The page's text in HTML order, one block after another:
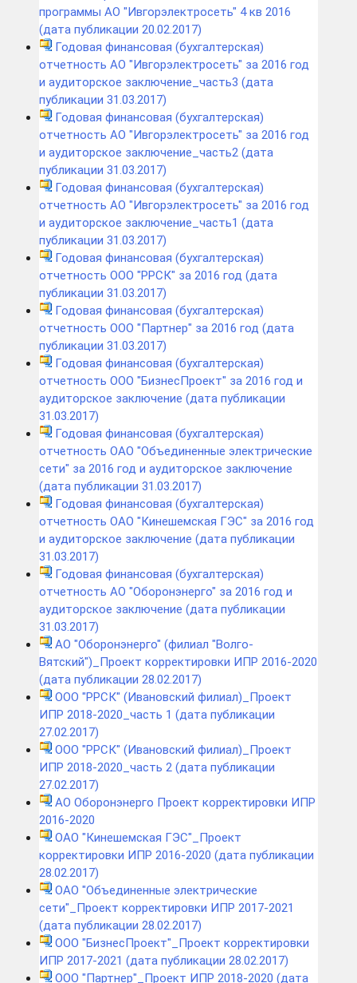
программы АО "Ивгорэлектросеть" 4 кв 2016
(дата публикации 20.02.2017)
Годовая финансовая (бухгалтерская)
отчетность АО "Ивгорэлектросеть" за 2016 год
и аудиторское заключение_часть3 (дата
публикации 31.03.2017)
Годовая финансовая (бухгалтерская)
отчетность АО "Ивгорэлектросеть" за 2016 год
и аудиторское заключение_часть2 (дата
публикации 31.03.2017)
Годовая финансовая (бухгалтерская)
отчетность АО "Ивгорэлектросеть" за 2016 год
и аудиторское заключение_часть1 (дата
публикации 31.03.2017)
Годовая финансовая (бухгалтерская)
отчетность ООО "РРСК" за 2016 год (дата
публикации 31.03.2017)
Годовая финансовая (бухгалтерская)
отчетность ООО "Партнер" за 2016 год (дата
публикации 31.03.2017)
Годовая финансовая (бухгалтерская)
отчетность ООО "БизнесПроект" за 2016 год и
аудиторское заключение (дата публикации
31.03.2017)
Годовая финансовая (бухгалтерская)
отчетность ОАО "Объединенные электрические
сети" за 2016 год и аудиторское заключение
(дата публикации 31.03.2017)
Годовая финансовая (бухгалтерская)
отчетность ОАО "Кинешемская ГЭС" за 2016 год
и аудиторское заключение (дата публикации
31.03.2017)
Годовая финансовая (бухгалтерская)
отчетность АО "Оборонэнерго" за 2016 год и
аудиторское заключение (дата публикации
31.03.2017)
АО "Оборонэнерго" (филиал "Волго-
Вятский")_Проект корректировки ИПР 2016-2020
(дата публикации 28.02.2017)
ООО "РРСК" (Ивановский филиал)_Проект
ИПР 2018-2020_часть 1 (дата публикации
27.02.2017)
ООО "РРСК" (Ивановский филиал)_Проект
ИПР 2018-2020_часть 2 (дата публикации
27.02.2017)
АО Оборонэнерго Проект корректировки ИПР
2016-2020
ОАО "Кинешемская ГЭС"_Проект
корректировки ИПР 2016-2020 (дата публикации
28.02.2017)
ОАО "Объединенные электрические
сети"_Проект корректировки ИПР 2017-2021
(дата публикации 28.02.2017)
ООО "БизнесПроект"_Проект корректировки
ИПР 2017-2021 (дата публикации 28.02.2017)
ООО "Партнер"_Проект ИПР 2018-2020 (дата